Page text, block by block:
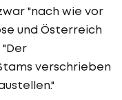
"nach wie vor
und Österreich
verschrieben